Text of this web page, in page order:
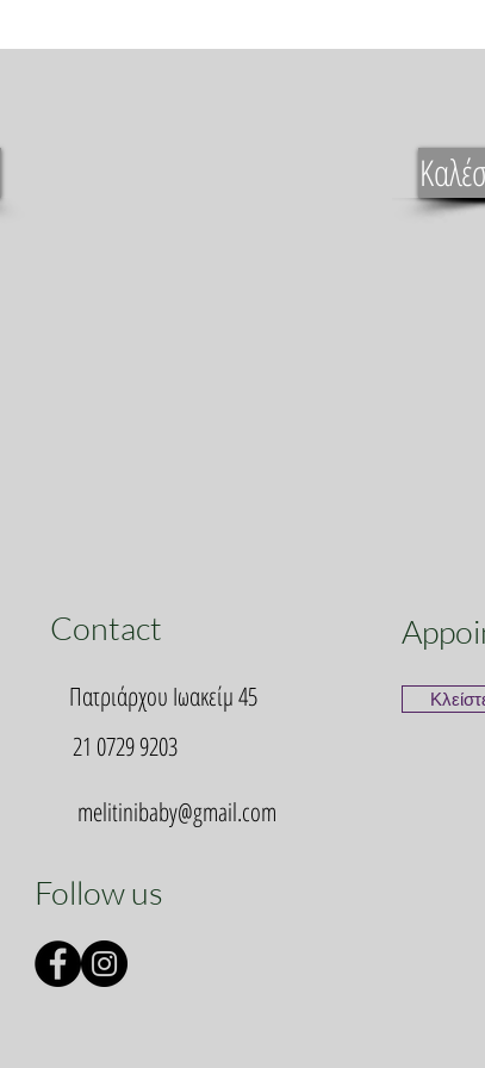
Contact
Πατριάρχου Ιωακείμ 45
21 0729 9203
melitinibaby@gmail.com
Follow us